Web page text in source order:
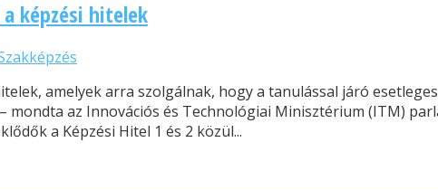
képzési hitelek
amelyek arra szolgálnak, hogy a tanulással járó
az Innovációs és Technológiai Minisztérium (ITM)
a Képzési Hitel 1 és 2 közül...